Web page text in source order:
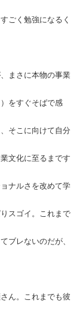
ごく勉強になるく
まさに本物の事業
をすぐそばで感
そこに向けて自分
文化に至るまです
ナルさを改めて学
スゴイ。これまで
ブレないのだが、
ん。これまでも彼